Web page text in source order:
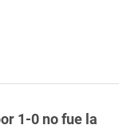
1-0 no fue la